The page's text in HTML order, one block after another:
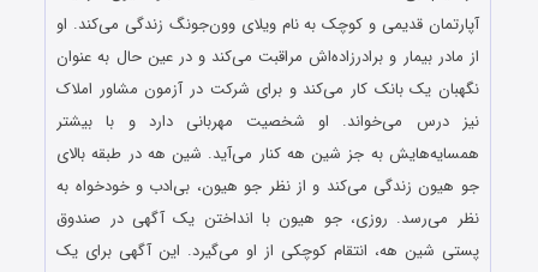
آپارتمان قدیمی و کوچک به نام ویلای وون‌جونگ زندگی می‌کند. او
از مادر بیمار و برادرزاده‌اش مراقبت می‌کند و در عین حال به عنوان
نگهبان یک بانک کار می‌کند و برای شرکت در آزمون مشاور املاک
نیز درس می‌خواند. او شخصیت مهربانی دارد و با بیشتر
همسایه‌هایش به جز شین هه کنار می‌آید. شین هه در طبقه بالای
جو هیون زندگی می‌کند و از نظر جو هیون، بی‌ادب و خودخواه به
نظر می‌رسد. روزی، جو هیون با انداختن یک آگهی در صندوق
پستی شین هه، انتقام کوچکی از او می‌گیرد. این آگهی برای یک